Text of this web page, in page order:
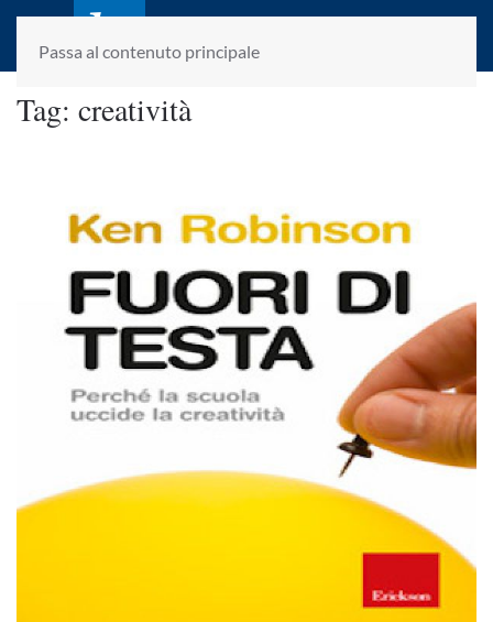
Passa al contenuto principale
laletteraturaenoi.it
fondato da Romano Luperini
Tag: creatività